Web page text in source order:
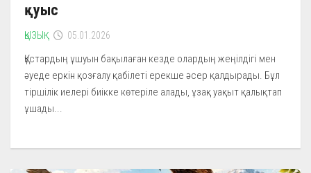
қуыс
ҚЫЗЫҚ 05.01.2026
Құстардың ұшуын бақылаған кезде олардың жеңілдігі мен
әуеде еркін қозғалу қабілеті ерекше әсер қалдырады. Бұл
тіршілік иелері биікке көтеріле алады, ұзақ уақыт қалықтап
ұшады...